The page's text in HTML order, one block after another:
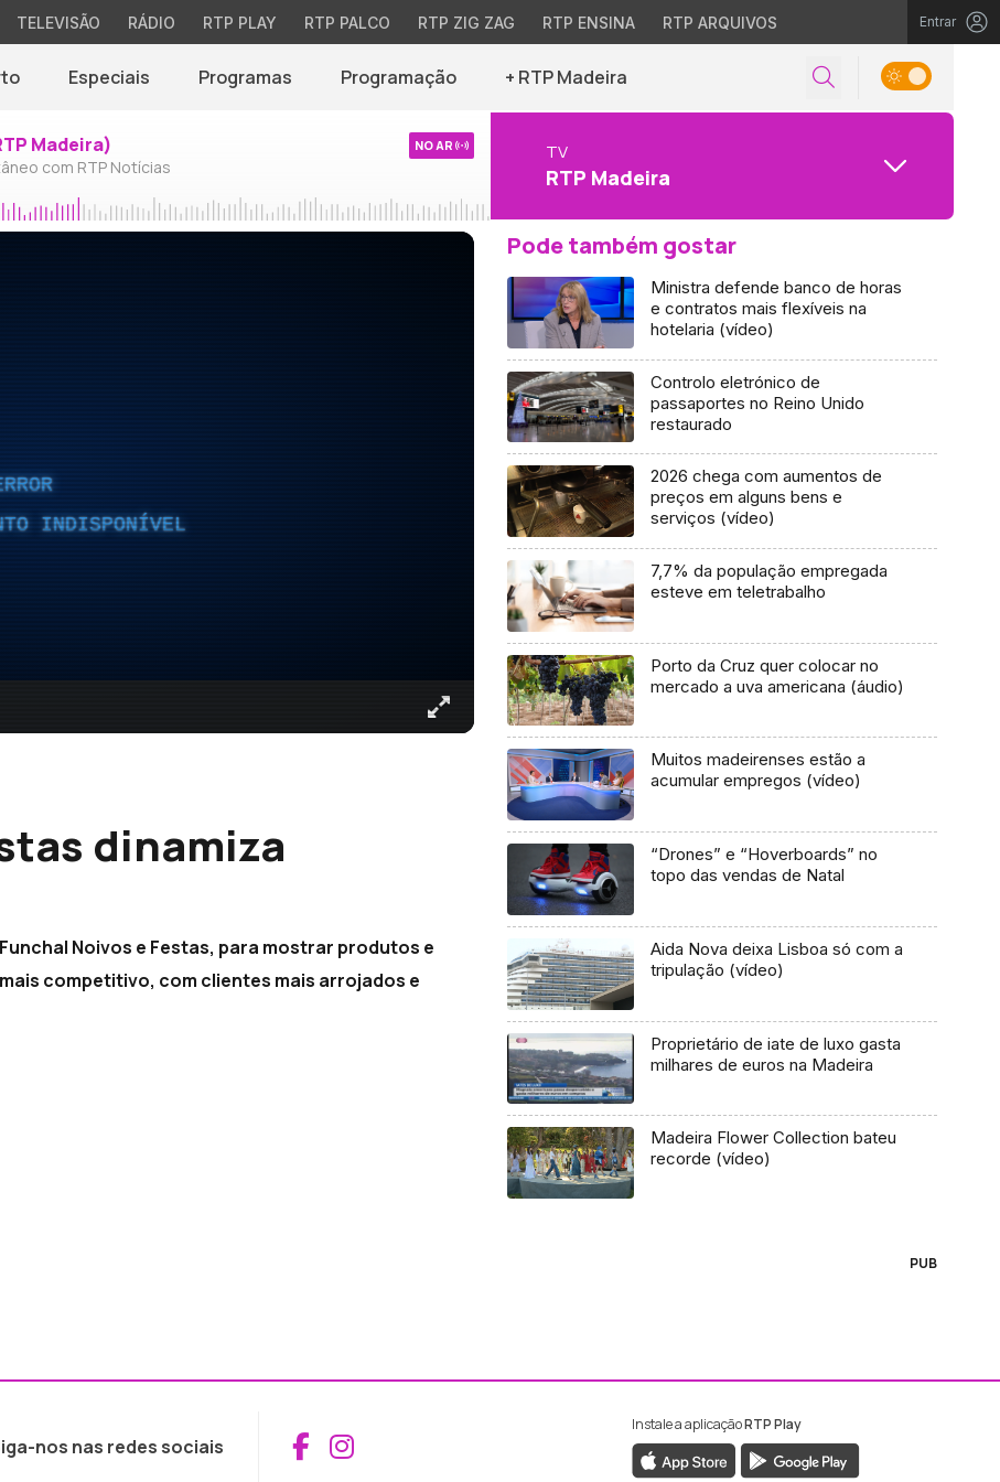
TELEVISÃO RÁDIO RTP PLAY RTP PALCO RTP ZIG ZAG RTP ENSINA RTP ARQUIVOS Entrar
Especiais Programas Programação + RTP Madeira
Madeira)
com RTP Notícias
NO AR TV
RTP Madeira
INDISPONÍVEL
dinamiza
Noivos e Festas, para mostrar produtos e
competitivo, com clientes mais arrojados e
Pode também gostar
Ministra defende banco de horas
e contratos mais flexíveis na
hotelaria (vídeo)
Controlo eletrónico de
passaportes no Reino Unido
restaurado
2026 chega com aumentos de
preços em alguns bens e
serviços (vídeo)
7,7% da população empregada
esteve em teletrabalho
Porto da Cruz quer colocar no
mercado a uva americana (áudio)
Muitos madeirenses estão a
acumular empregos (vídeo)
“Drones” e “Hoverboards” no
topo das vendas de Natal
Aida Nova deixa Lisboa só com a
tripulação (vídeo)
Proprietário de iate de luxo gasta
milhares de euros na Madeira
Madeira Flower Collection bateu
recorde (vídeo)
PUB
nos nas redes sociais Aceder ao Facebook da RTP Madeira
Aceder ao Instagram da RTP Madeira
Instale a aplicaçãoRTP Play